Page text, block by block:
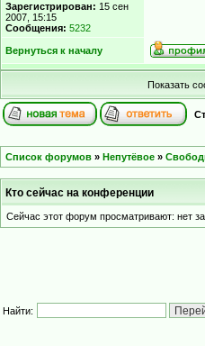
Зарегистрирован: 15 сен
2007, 15:15
Сообщения: 5232
Вернуться к началу
Показать
Список форумов » Непутёвое »
Кто сейчас на конференции
Сейчас этот форум просматривают: нет
Найти: